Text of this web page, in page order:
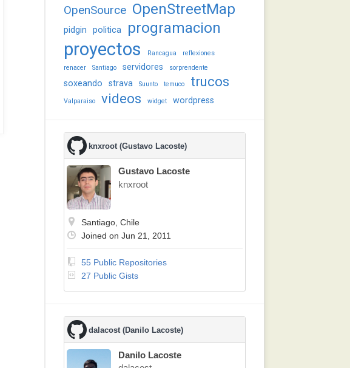
OpenSource OpenStreetMap
pidgin politica programacion
proyectos Rancagua
reflexiones
renacer
Santiago servidores sorprendente
soxeando strava Suunto temuco trucos
Valparaiso videos widget wordpress
knxroot (Gustavo Lacoste)
Gustavo Lacoste
knxroot
Santiago, Chile
Joined on Jun 21, 2011
55 Public Repositories
27 Public Gists
dalacost (Danilo Lacoste)
Danilo Lacoste